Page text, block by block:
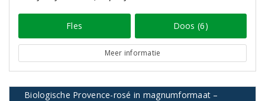
Fles Doos (6)
Meer informatie
Biologische Provence-rosé in magnumformaat –